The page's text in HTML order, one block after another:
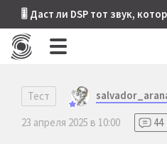
🎚 Даст ли DSP тот звук,
Тест
23 апреля 2025 в 10:00
44